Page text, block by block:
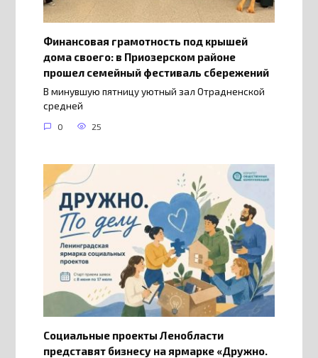
Финансовая грамотность под крышей
дома своего: в Приозерском районе
прошел семейный фестиваль сбережений
В минувшую пятницу уютный зал Отрадненской
средней
0 25
Социальные проекты Ленобласти
представят бизнесу на ярмарке «Дружно.